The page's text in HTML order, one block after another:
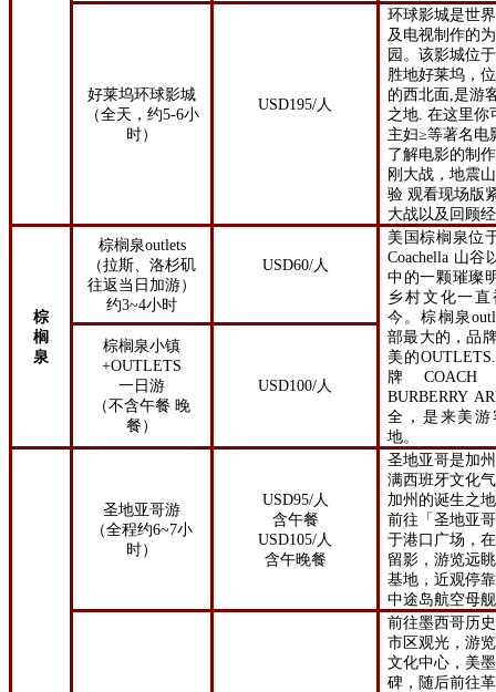
好莱坞环球影城
（全天，约5-6小
时）
USD195/ 人
环球影城是世
及电视制作的
园。该影城位
胜地好莱坞，
的西北面,是游
之地 在这里你
主妇≥等著名电
了解电影的制
刚大战，地震
验 观看现场版
大战以及 回顾
棕
榈
泉
棕榈泉outlets
（拉斯、洛杉矶
往返当日加游）
约3~4小时
USD60/人
美国棕榈泉位
Coachella 山谷
中的一颗璀璨
乡村文化一
今。棕榈泉
部最大的，品
美的
牌COACH
BURBERRY
全，是来美
地。
棕榈泉小镇
+OUTLETS
一日游
（不含午餐 晚
餐）
USD100/ 人
圣地亚哥游
（全程约6~7小
时）
USD95/人
含午餐
USD105/ 人
含午晚餐
圣地亚哥是加
满西班牙文化
加州的诞生之
前往「圣地亚
于港口广场，
留影，游览远
基地，近观停
中途岛航空母
前往墨西哥历
市区观光，游
文化中心，美
碑，随后前往